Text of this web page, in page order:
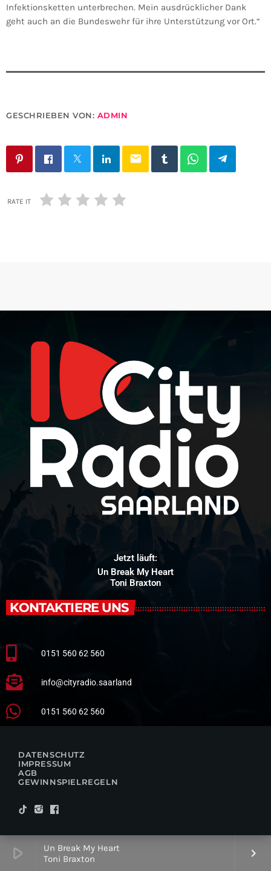
play_arrow
Un Break My Heart
Toni Braxton
keyboard_arrow_right
Infektionsketten unterbrechen. Mein ausdrücklicher Dank
geht auch an die Bundeswehr für ihre Unterstützung vor Ort.“
GESCHRIEBEN VON: ADMIN
email
RATE IT
Jetzt läuft:
Un Break My Heart
Toni Braxton
KONTAKTIERE UNS
0151 560 62 560
info@cityradio.saarland
0151 560 62 560
DATENSCHUTZ
IMPRESSUM
AGB
GEWINNSPIELREGELN